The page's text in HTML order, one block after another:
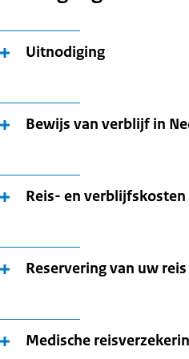
Uitnodiging
Bewijs van verblijf in
Reis- en verblijfskosten
Reservering van uw reis
Medische